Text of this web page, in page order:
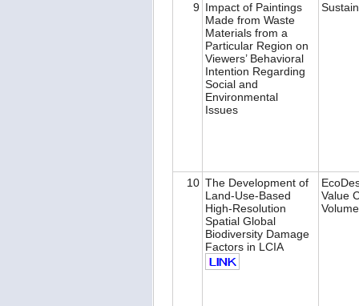
9 Impact of Paintings
Made from Waste
Materials from a
Particular Region on
Viewers’ Behavioral
Intention Regarding
Social and
Environmental
Issues
10 The Development of
Land-Use-Based
High-Resolution
Spatial Global
Biodiversity Damage
Factors in LCIA
Value